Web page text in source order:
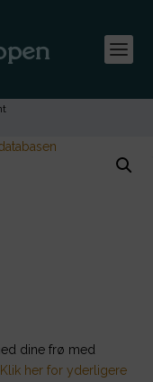
dine frø med
Klik her for yderligere